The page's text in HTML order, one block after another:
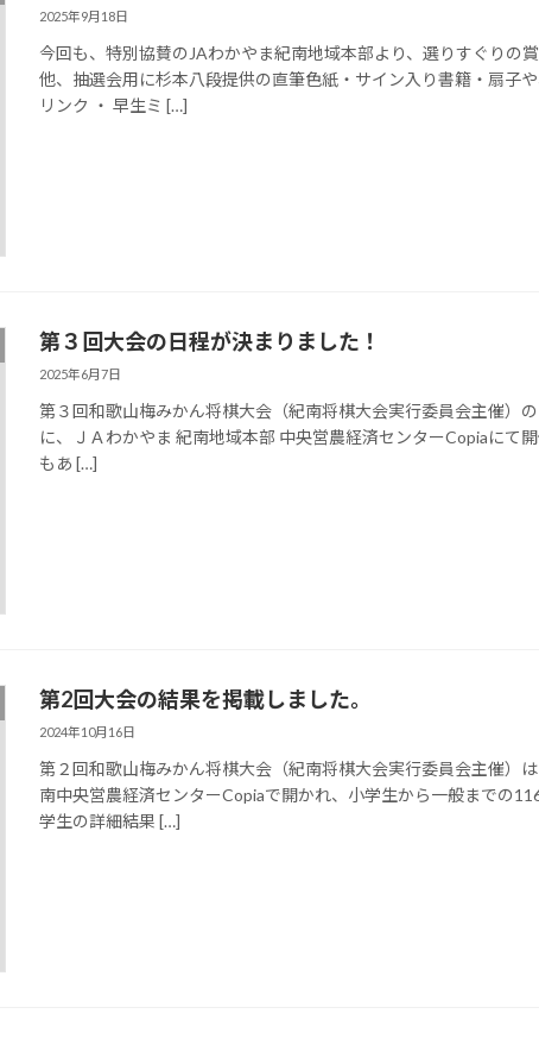
2025年9月18日
今回も、特別協賛のJAわかやま紀南地域本部より、選りすぐりの
他、抽選会用に杉本八段提供の直筆色紙・サイン入り書籍・扇子
リンク ・ 早生ミ […]
第３回大会の日程が決まりました！
2025年6月7日
第３回和歌山梅みかん将棋大会（紀南将棋大会実行委員会主催）
に、ＪＡわかやま 紀南地域本部 中央営農経済センターCopiaにて
もあ […]
第2回大会の結果を掲載しました。
2024年10月16日
第２回和歌山梅みかん将棋大会（紀南将棋大会実行委員会主催）
南中央営農経済センターCopiaで開かれ、小学生から一般までの
学生の詳細結果 […]